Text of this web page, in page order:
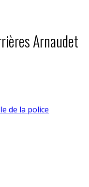
Arnaudet
de la police